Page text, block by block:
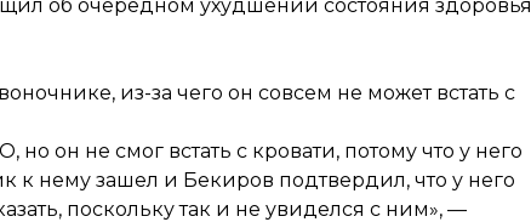
об очередном ухудшении состояния здоровья
из-за чего он совсем не может встать с
он не смог встать с кровати, потому что у него
к нему зашел и Бекиров подтвердил, что у него
поскольку так и не увиделся с ним», —